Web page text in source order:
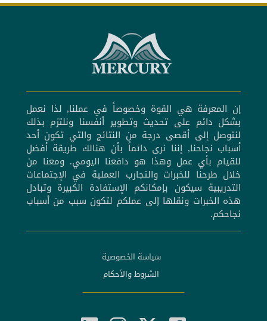
إن المعرفة هي القوة وخصوصاً في عملنا, لذا نعمل
بشكل دائم على تحديث وتطوير أنفسنا ونلتزم بذلك
لنتوصل إلى أقصى درجة من النتائج والتي تكون أحد
أسباب نجاحنا, إننا نرى دائماً بأن هنالك طريقة أفضل
للقيام بأي عمل وهذا هو دافعنا اليومي. ومعنا من
خلال طرحنا للخبرات والتجارب العملية في الإجتماعات
التدريبية سيكون بإمكانكم الإستفادة الكبيرة وتبادل
هذه الخبرات ونقلها إلى عملكم لتكون سبب من أسباب
نجاحكم.
سياسة الخصوصية
الشروط والأحكام